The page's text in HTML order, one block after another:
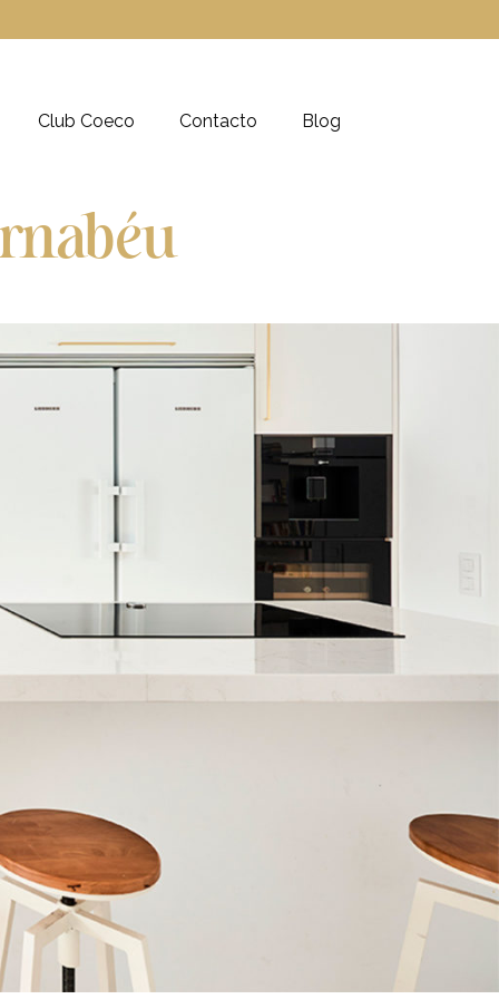
Club Coeco Contacto Blog